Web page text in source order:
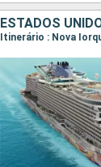
ESTADOS
Itinerário : Nova